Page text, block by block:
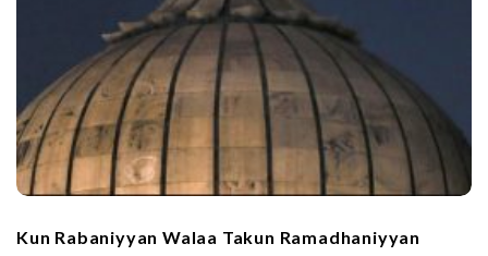
Kun Rabaniyyan Walaa Takun Ramadhaniyyan